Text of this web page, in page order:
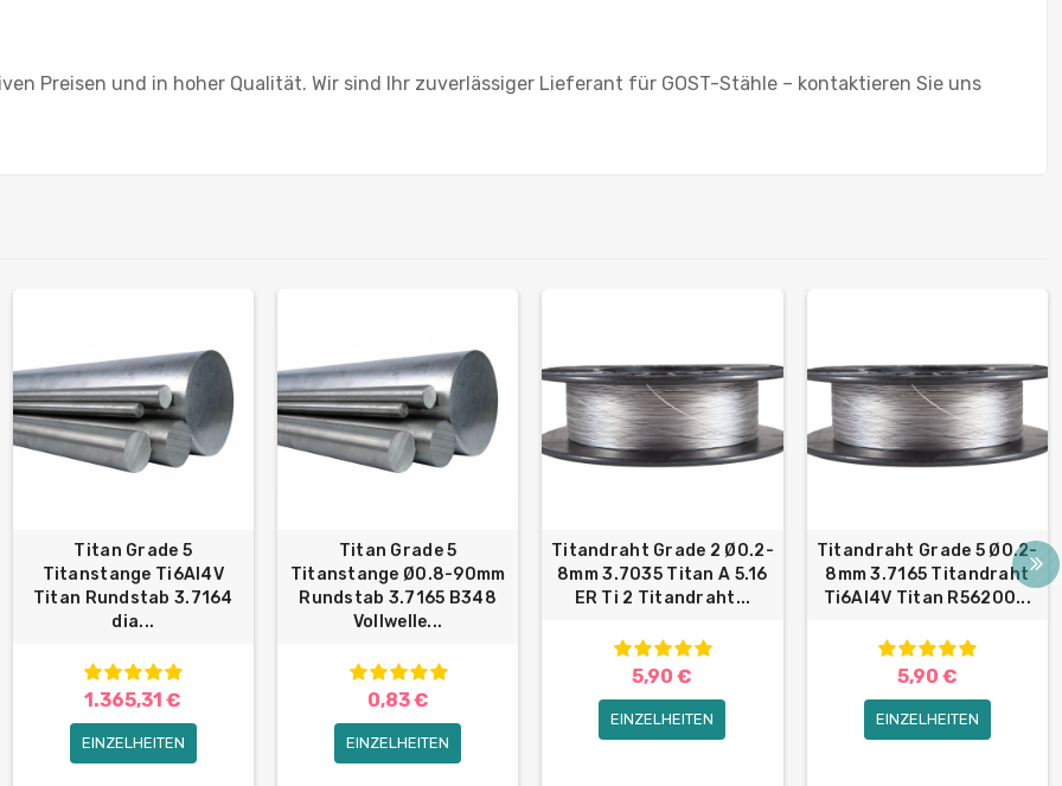
Preisen und in hoher Qualität. Wir sind Ihr zuverlässiger Lieferant für GOST-Stähle – kontaktieren Sie uns
Titan Grade 5
Titanstange Ti6Al4V
Titan Rundstab 3.7164
dia...
1.365,31 €
EINZELHEITEN
Titan Grade 5
Titanstange Ø0.8-90mm
Rundstab 3.7165 B348
Vollwelle...
0,83 €
EINZELHEITEN
Titandraht Grade 2 Ø0.2-
8mm 3.7035 Titan A 5.16
ER Ti 2 Titandraht...
5,90 €
EINZELHEITEN
Titandraht Grade 5 Ø0.2-
8mm 3.7165 Titandraht
Ti6Al4V Titan R56200...
5,90 €
EINZELHEITEN